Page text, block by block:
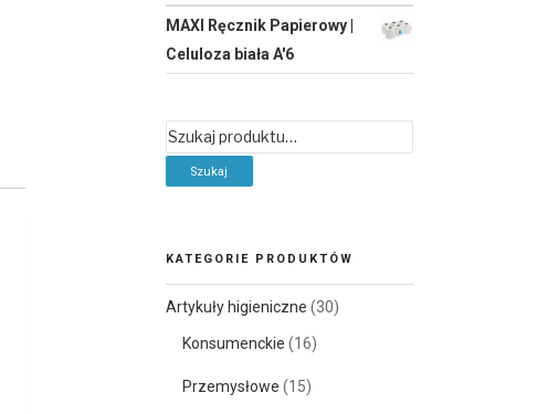
MAXI Ręcznik Papierowy |
Celuloza biała A'6
Szukaj:
KATEGORIE PRODUKTÓW
Artykuły higieniczne (30)
Konsumenckie (16)
Przemysłowe (15)